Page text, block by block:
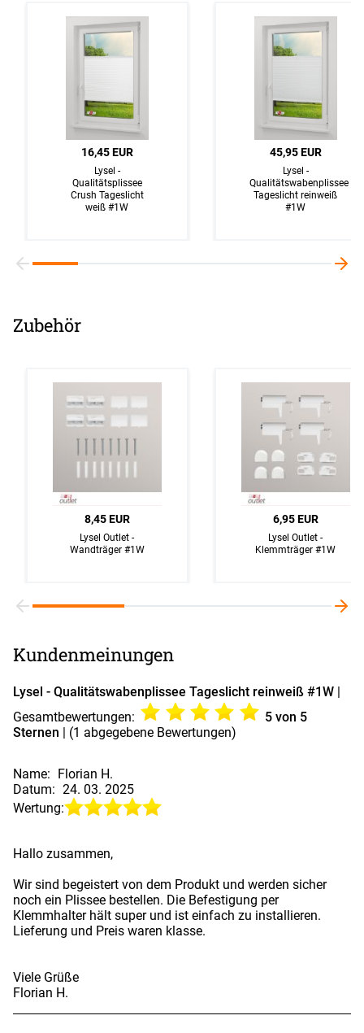
16,45 EUR
Lysel -
Qualitätsplissee
Crush Tageslicht
weiß #1W
45,95 EUR
Lysel -
Qualitätswabenplissee
Tageslicht reinweiß
#1W
Zubehör
8,45 EUR
Lysel Outlet -
Wandträger #1W
6,95 EUR
Lysel Outlet -
Klemmträger #1W
Kundenmeinungen
Lysel - Qualitätswabenplissee Tageslicht reinweiß #1W |
Gesamtbewertungen:
5von 5
Sternen | (1 abgegebene Bewertungen)
Name: Florian H.
Datum: 24. 03. 2025
Wertung:
Hallo zusammen,
Wir sind begeistert von dem Produkt und werden sicher
noch ein Plissee bestellen. Die Befestigung per
Klemmhalter hält super und ist einfach zu installieren.
Lieferung und Preis waren klasse.
Viele Grüße
Florian H.